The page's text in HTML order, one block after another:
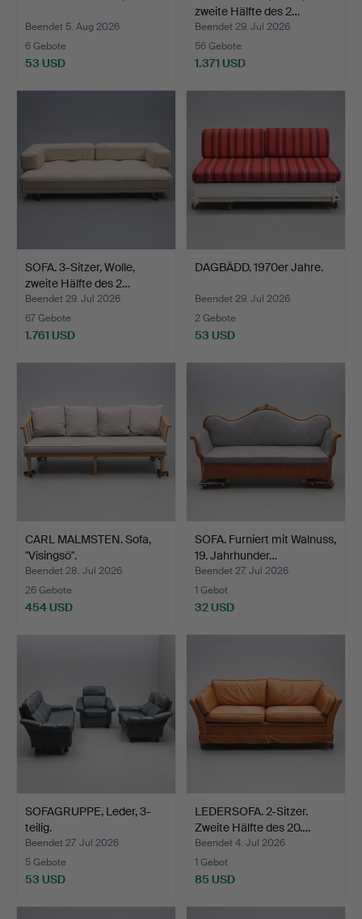
Beendet 5. Aug 2026
6 Gebote
53 USD
zweite Hälfte des 2…
Beendet 29. Jul 2026
56 Gebote
1.371 USD
SOFA. 3-Sitzer, Wolle,
zweite Hälfte des 2…
Beendet 29. Jul 2026
67 Gebote
1.761 USD
DAGBÄDD. 1970er Jahre.
Beendet 29. Jul 2026
2 Gebote
53 USD
CARL MALMSTEN. Sofa,
"Visingsö".
Beendet 28. Jul 2026
26 Gebote
454 USD
SOFA. Furniert mit Walnuss,
19. Jahrhunder…
Beendet 27. Jul 2026
1 Gebot
32 USD
SOFAGRUPPE, Leder, 3-
teilig.
Beendet 27. Jul 2026
5 Gebote
53 USD
LEDERSOFA. 2-Sitzer.
Zweite Hälfte des 20.…
Beendet 4. Jul 2026
1 Gebot
85 USD